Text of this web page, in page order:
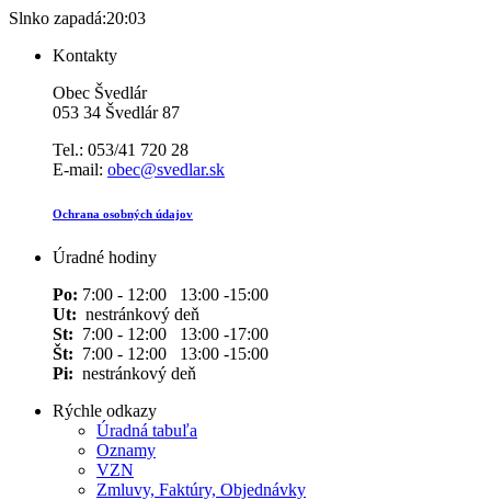
Slnko zapadá:20:03
Kontakty
Obec Švedlár
053 34 Švedlár 87
Tel.: 053/41 720 28
E-mail: obec@svedlar.sk
Ochrana osobných údajov
Úradné hodiny
Po: 7:00 - 12:00 13:00 -15:00
Ut: nestránkový deň
St: 7:00 - 12:00 13:00 -17:00
Št: 7:00 - 12:00 13:00 -15:00
Pi: nestránkový deň
Rýchle odkazy
Úradná tabuľa
Oznamy
VZN
Zmluvy, Faktúry, Objednávky